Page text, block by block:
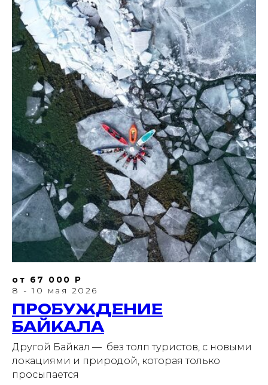
от 67 000 Р
8 - 10 мая 2026
ПРОБУЖДЕНИЕ
БАЙКАЛА
Другой Байкал — без толп туристов, с новыми
локациями и природой, которая только
просыпается